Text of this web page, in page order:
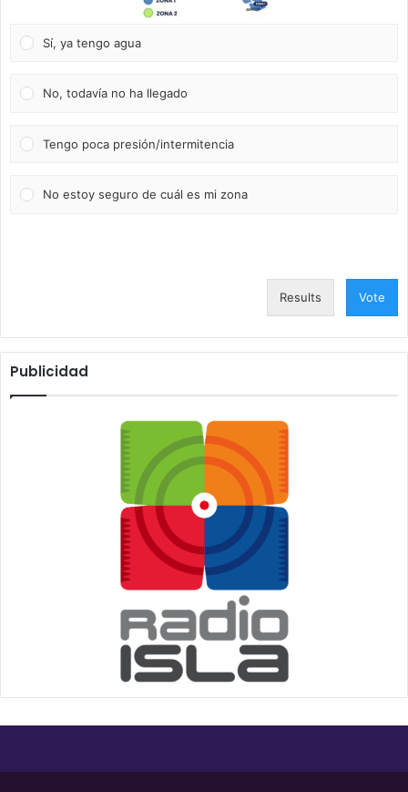
Sí, ya tengo agua
No, todavía no ha llegado
Tengo poca presión/intermitencia
No estoy seguro de cuál es mi zona
Results Vote
Publicidad